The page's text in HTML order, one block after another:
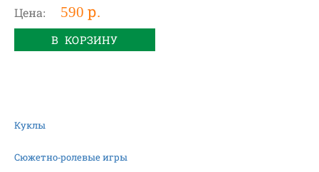
Цена: 590 р.
В КОРЗИНУ
Куклы
Сюжетно-ролевые игры